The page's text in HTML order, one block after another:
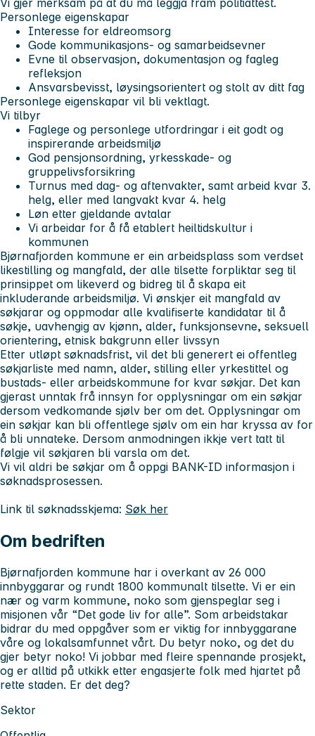
Vi gjer merksam på at du må leggja fram politiattest.
Personlege eigenskapar
Interesse for eldreomsorg
Gode kommunikasjons- og samarbeidsevner
Evne til observasjon, dokumentasjon og fagleg
refleksjon
Ansvarsbevisst, løysingsorientert og stolt av ditt fag
Personlege eigenskapar vil bli vektlagt.
Vi tilbyr
Faglege og personlege utfordringar i eit godt og
inspirerande arbeidsmiljø
God pensjonsordning, yrkesskade- og
gruppelivsforsikring
Turnus med dag- og aftenvakter, samt arbeid kvar 3.
helg, eller med langvakt kvar 4. helg
Løn etter gjeldande avtalar
Vi arbeidar for å få etablert heiltidskultur i
kommunen
Bjørnafjorden kommune er ein arbeidsplass som verdset
likestilling og mangfald, der alle tilsette forpliktar seg til
prinsippet om likeverd og bidreg til å skapa eit
inkluderande arbeidsmiljø. Vi ønskjer eit mangfald av
søkjarar og oppmodar alle kvalifiserte kandidatar til å
søkje, uavhengig av kjønn, alder, funksjonsevne, seksuell
orientering, etnisk bakgrunn eller livssyn
Etter utløpt søknadsfrist, vil det bli generert ei offentleg
søkjarliste med namn, alder, stilling eller yrkestittel og
bustads- eller arbeidskommune for kvar søkjar. Det kan
gjerast unntak frå innsyn for opplysningar om ein søkjar
dersom vedkomande sjølv ber om det. Opplysningar om
ein søkjar kan bli offentlege sjølv om ein har kryssa av for
å bli unnateke. Dersom anmodningen ikkje vert tatt til
følgje vil søkjaren bli varsla om det.
Vi vil aldri be søkjar om å oppgi BANK-ID informasjon i
søknadsprosessen.
Link til søknadsskjema: Søk her
Om bedriften
Bjørnafjorden kommune har i overkant av 26 000
innbyggarar og rundt 1800 kommunalt tilsette. Vi er ein
nær og varm kommune, noko som gjenspeglar seg i
misjonen vår “Det gode liv for alle”. Som arbeidstakar
bidrar du med oppgåver som er viktig for innbyggarane
våre og lokalsamfunnet vårt. Du betyr noko, og det du
gjer betyr noko! Vi jobbar med fleire spennande prosjekt,
og er alltid på utkikk etter engasjerte folk med hjartet på
rette staden. Er det deg?
Sektor